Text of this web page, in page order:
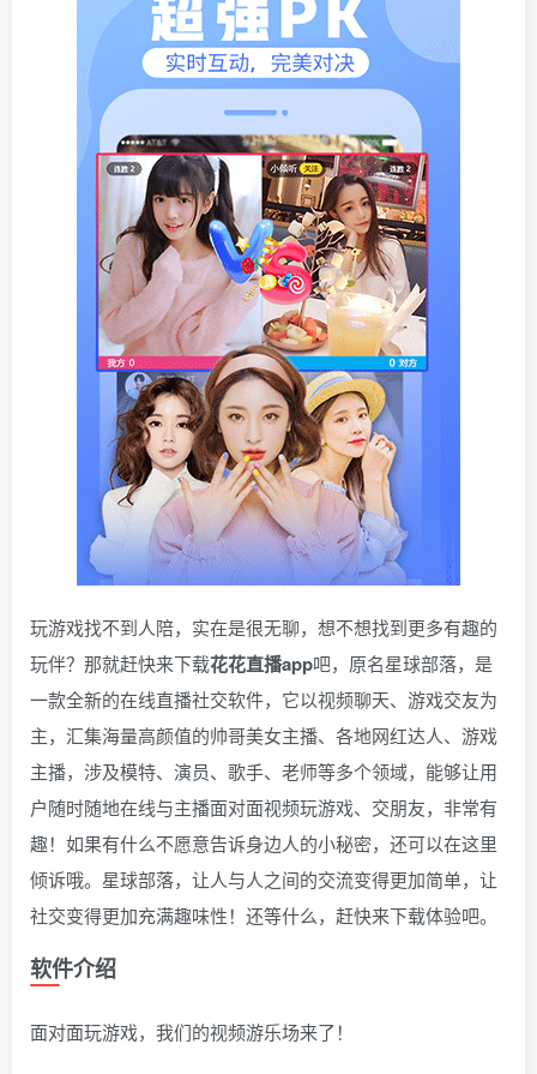
玩游戏找不到人陪，实在是很无聊，想不想找到更多有趣的
玩伴？那就赶快来下载花花直播app吧，原名星球部落，是
一款全新的在线直播社交软件，它以视频聊天、游戏交友为
主，汇集海量高颜值的帅哥美女主播、各地网红达人、游戏
主播，涉及模特、演员、歌手、老师等多个领域，能够让用
户随时随地在线与主播面对面视频玩游戏、交朋友，非常有
趣！如果有什么不愿意告诉身边人的小秘密，还可以在这里
倾诉哦。星球部落，让人与人之间的交流变得更加简单，让
社交变得更加充满趣味性！还等什么，赶快来下载体验吧。
软件介绍
面对面玩游戏，我们的视频游乐场来了！